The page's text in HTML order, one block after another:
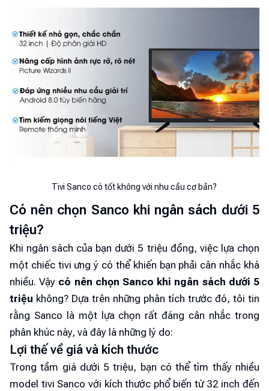
Tivi Sanco có tốt không với nhu cầu cơ bản?
Có nên chọn Sanco khi ngân sách dưới 5
triệu?
Khi ngân sách của bạn dưới 5 triệu đồng, việc lựa chọn
một chiếc tivi ưng ý có thể khiến bạn phải cân nhắc khá
nhiều. Vậy có nên chọn Sanco khi ngân sách dưới 5
triệu không? Dựa trên những phân tích trước đó, tôi tin
rằng Sanco là một lựa chọn rất đáng cân nhắc trong
phân khúc này, và đây là những lý do:
Lợi thế về giá và kích thước
Trong tầm giá dưới 5 triệu, bạn có thể tìm thấy nhiều
model tivi Sanco với kích thước phổ biến từ 32 inch đến